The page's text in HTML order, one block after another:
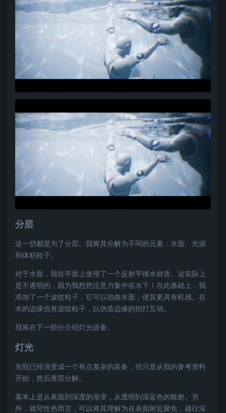
分层
这一切都是为了分层。我将其分解为不同的元素：水面、光源
和体积粒子。
对于水面，我在平面上使用了一个反射平移水材质。这实际上
是不透明的，因为我想把注意力集中在水下！在此基础上，我
添加了一个波纹粒子，它可以扭曲水面，使其更具有机感。在
水的边缘也有波纹粒子，以伪造边缘的拍打互动。
我将在下一部分介绍灯光设备。
灯光
光照已经演变成一个有点复杂的装备，但只是从我的参考资料
开始，然后逐层分解。
基本上是从表面到深度的渐变，从透明到深蓝色的散射。另
外，就苛性色而言，可以将其理解为在表面附近聚焦，越往深